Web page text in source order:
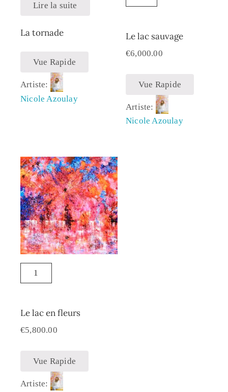
Lire la suite
La tornade
Vue Rapide
Artiste:
Nicole Azoulay
Le lac sauvage
€6,000.00
Vue Rapide
Artiste:
Nicole Azoulay
Le lac en fleurs
€5,800.00
Vue Rapide
Artiste: